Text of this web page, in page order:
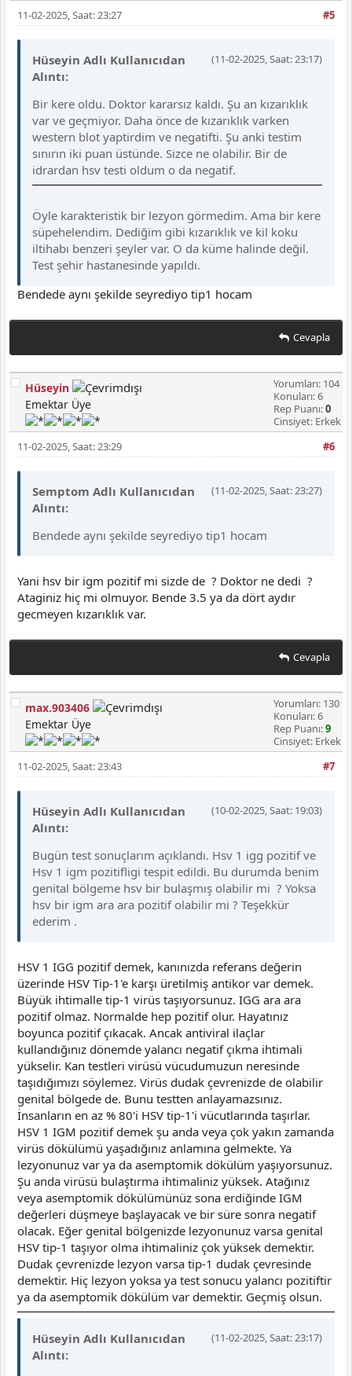
#5
11-02-2025, Saat: 23:27
(11-02-2025, Saat: 23:17)
Hüseyin Adlı Kullanıcıdan
Alıntı:
Bir kere oldu. Doktor kararsız kaldı. Şu an kızarıklık
var ve geçmiyor. Daha önce de kızarıklık varken
western blot yaptirdim ve negatifti. Şu anki testim
sınırın iki puan üstünde. Sizce ne olabilir. Bir de
idrardan hsv testi oldum o da negatif.
Öyle karakteristik bir lezyon görmedim. Ama bir kere
süpehelendim. Dediğim gibi kızarıklık ve kil koku
iltihabı benzeri şeyler var. O da küme halinde değil.
Test şehir hastanesinde yapıldı.
Bendede aynı şekilde seyrediyo tip1 hocam
Cevapla
Hüseyin
Emektar Üye
Yorumları: 104
Konuları: 6
Rep Puanı:0
Cinsiyet: Erkek
#6
11-02-2025, Saat: 23:29
(11-02-2025, Saat: 23:27)
Semptom Adlı Kullanıcıdan
Alıntı:
Bendede aynı şekilde seyrediyo tip1 hocam
Yani hsv bir igm pozitif mi sizde de ? Doktor ne dedi ?
Ataginiz hiç mi olmuyor. Bende 3.5 ya da dört aydır
gecmeyen kızarıklık var.
Cevapla
max.903406
Emektar Üye
Yorumları: 130
Konuları: 6
Rep Puanı:9
Cinsiyet: Erkek
#7
11-02-2025, Saat: 23:43
(10-02-2025, Saat: 19:03)
Hüseyin Adlı Kullanıcıdan
Alıntı:
Bugün test sonuçlarım açıklandı. Hsv 1 igg pozitif ve
Hsv 1 igm pozitifligi tespit edildi. Bu durumda benim
genital bölgeme hsv bir bulaşmış olabilir mi ? Yoksa
hsv bir igm ara ara pozitif olabilir mi ? Teşekkür
ederim .
HSV 1 IGG pozitif demek, kanınızda referans değerin
üzerinde HSV Tip-1'e karşı üretilmiş antikor var demek.
Büyük ihtimalle tip-1 virüs taşıyorsunuz. IGG ara ara
pozitif olmaz. Normalde hep pozitif olur. Hayatınız
boyunca pozitif çıkacak. Ancak antiviral ilaçlar
kullandığınız dönemde yalancı negatif çıkma ihtimali
yükselir. Kan testleri virüsü vücudumuzun neresinde
taşıdığımızı söylemez. Virüs dudak çevrenizde de olabilir
genital bölgede de. Bunu testten anlayamazsınız.
İnsanların en az % 80'i HSV tip-1'i vücutlarında taşırlar.
HSV 1 IGM pozitif demek şu anda veya çok yakın zamanda
virüs dökülümü yaşadığınız anlamına gelmekte. Ya
lezyonunuz var ya da asemptomik dökülüm yaşıyorsunuz.
Şu anda virüsü bulaştırma ihtimaliniz yüksek. Atağınız
veya asemptomik dökülümünüz sona erdiğinde IGM
değerleri düşmeye başlayacak ve bir süre sonra negatif
olacak. Eğer genital bölgenizde lezyonunuz varsa genital
HSV tip-1 taşıyor olma ihtimaliniz çok yüksek demektir.
Dudak çevrenizde lezyon varsa tip-1 dudak çevresinde
demektir. Hiç lezyon yoksa ya test sonucu yalancı pozitiftir
ya da asemptomik dökülüm var demektir. Geçmiş olsun.
(11-02-2025, Saat: 23:17)
Hüseyin Adlı Kullanıcıdan
Alıntı: